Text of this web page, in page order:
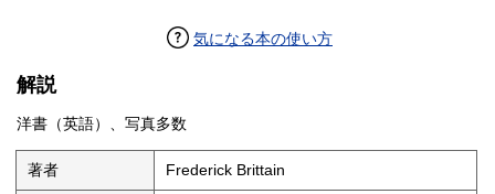
気になる本の使い方
解説
洋書（英語）、写真多数
著者 Frederick Brittain